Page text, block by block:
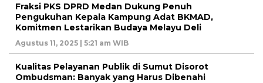
Fraksi PKS DPRD Medan Dukung Penuh
Pengukuhan Kepala Kampung Adat BKMAD,
Komitmen Lestarikan Budaya Melayu Deli
Agustus 11, 2025 | 5:21 am WIB
Kualitas Pelayanan Publik di Sumut Disorot
Ombudsman: Banyak yang Harus Dibenahi